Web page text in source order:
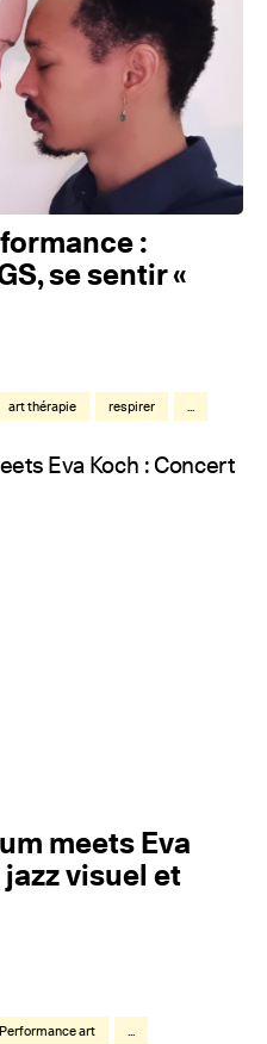
:
se sentir «
art thérapie respirer ...
meets Eva
visuel et
Performance art ...